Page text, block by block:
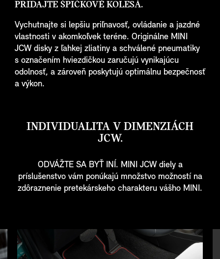
PRIDAJTE ŠPIČKOVÉ KOLESÁ.
Vychutnajte si lepšiu priľnavosť, ovládanie a jazdné
vlastnosti v akomkoľvek teréne. Originálne MINI
JCW disky z ľahkej zliatiny a schválené pneumatiky
s označením hviezdičkou zaručujú vynikajúcu
odolnosť, a zároveň poskytujú optimálnu bezpečnosť
a výkon.
INDIVIDUALITA V DIMENZIÁCH
JCW.
ODVÁŽTE SA BYŤ INÍ. MINI JCW diely a
príslušenstvo vám ponúkajú množstvo možností na
zdôraznenie pretekárskeho charakteru vášho MINI.